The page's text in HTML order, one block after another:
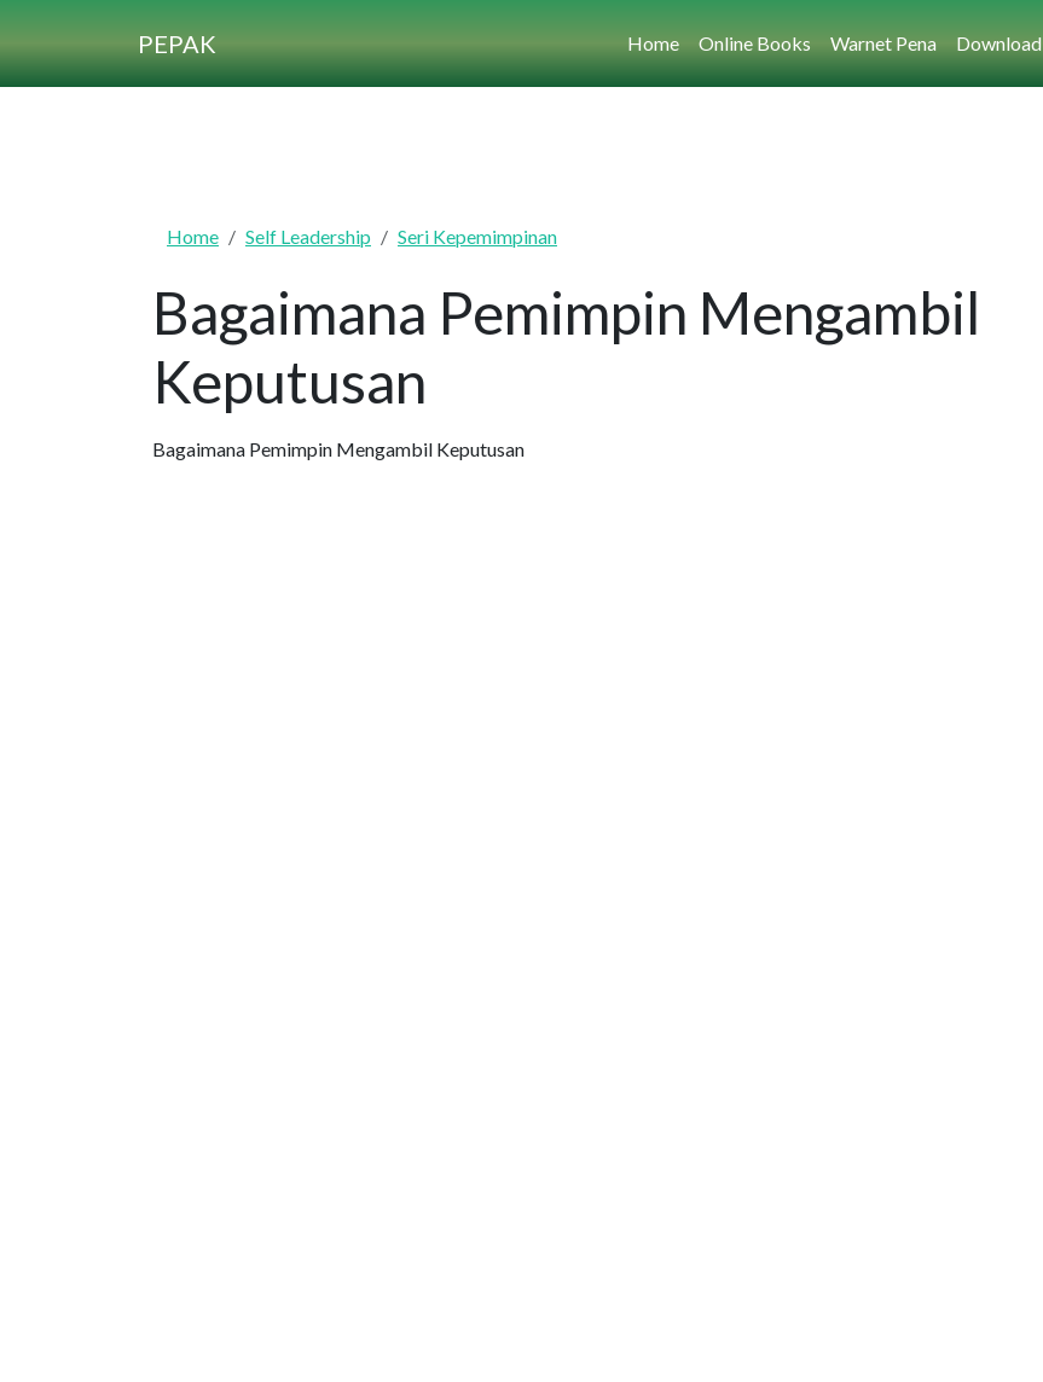
PEPAK Home Online Books Warnet Pena Download
Home Self Leadership Seri Kepemimpinan
Bagaimana Pemimpin Mengambil
Keputusan
Bagaimana Pemimpin Mengambil Keputusan